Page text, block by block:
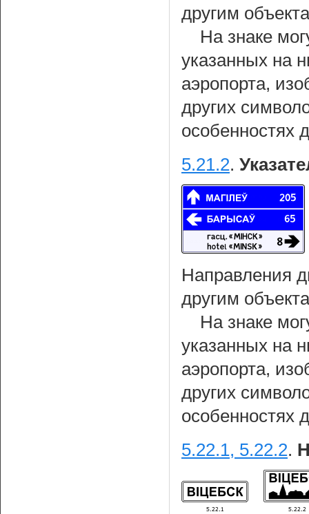
другим
На знаке
указанных на
аэропорта,
других
особенностях
5.21.2.
Направления
другим
На знаке
указанных на
аэропорта,
других
особенностях
5.22.1, 5.22.2.